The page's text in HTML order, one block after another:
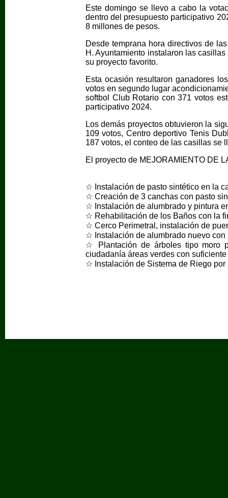
Este domingo se llevo a cabo la
dentro del presupuesto participativo
8 millones de pesos.
Desde temprana hora directivos de
H. Ayuntamiento instalaron las
su proyecto favorito.
Esta ocasión resultaron ganadores
votos en segundo lugar
softbol Club Rotario con 371 votos
participativo 2024.
Los demás proyectos obtuvieron la
109 votos, Centro deportivo Tenis
187 votos, el conteo de las casillas se
El proyecto de MEJORAMIENTO DE
☆ Instalación de pasto sintético en la
☆ Creación de 3 canchas con pasto
☆ Instalación de alumbrado y pintura
☆ Rehabilitación de los Baños con la
☆ Cerco Perimetral, instalación de
☆ Instalación de alumbrado nuevo
☆ Plantación de árboles tipo moro
ciudadanía áreas verdes con suficiente
☆ Instalación de Sistema de Riego